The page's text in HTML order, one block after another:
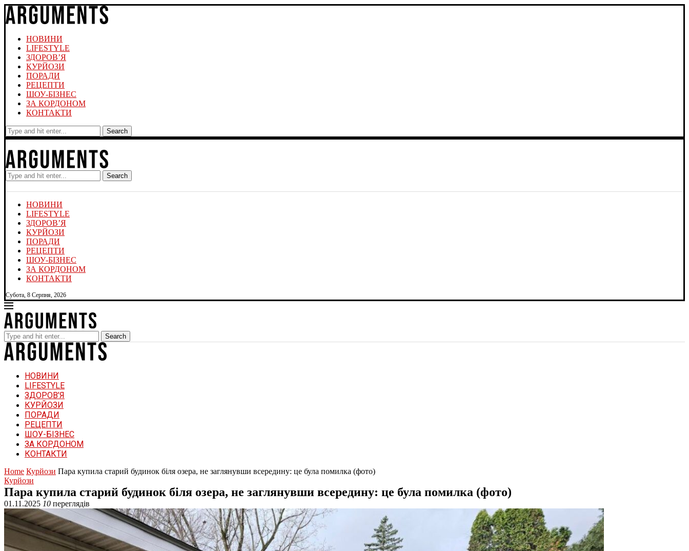
НОВИНИ
LIFESTYLE
ЗДОРОВ’Я
КУРЙОЗИ
ПОРАДИ
РЕЦЕПТИ
ШОУ-БІЗНЕС
ЗА КОРДОНОМ
КОНТАКТИ
Search
Search
НОВИНИ
LIFESTYLE
ЗДОРОВ’Я
КУРЙОЗИ
ПОРАДИ
РЕЦЕПТИ
ШОУ-БІЗНЕС
ЗА КОРДОНОМ
КОНТАКТИ
Субота, 8 Серпня, 2026
Search
НОВИНИ
LIFESTYLE
ЗДОРОВ’Я
КУРЙОЗИ
ПОРАДИ
РЕЦЕПТИ
ШОУ-БІЗНЕС
ЗА КОРДОНОМ
КОНТАКТИ
Home Курйози Пара купила старий будинок біля озера, не заглянувши всередину: це була помилка (фото)
Курйози
Пара купила старий будинок біля озера, не заглянувши всередину: це була помилка (фото)
01.11.2025 10 переглядів